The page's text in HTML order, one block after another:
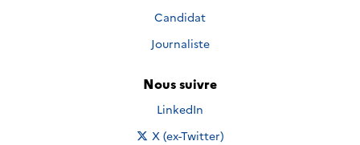
Candidat
Journaliste
Nous suivre
Nous suivre sur
LinkedIn
Nous suivre sur
X (ex-Twitter)